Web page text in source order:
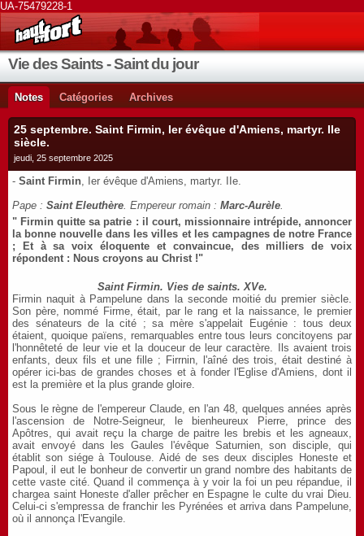
UA-75479228-1
Vie des Saints - Saint du jour
Notes Catégories Archives
25 septembre. Saint Firmin, Ier évêque d'Amiens, martyr. IIe
siècle.
jeudi, 25 septembre 2025
- Saint Firmin, Ier évêque d'Amiens, martyr. IIe.
Pape : Saint Eleuthère. Empereur romain : Marc-Aurèle.
" Firmin quitte sa patrie : il court, missionnaire intrépide, annoncer
la bonne nouvelle dans les villes et les campagnes de notre France
; Et à sa voix éloquente et convaincue, des milliers de voix
répondent : Nous croyons au Christ !"
Saint Firmin. Vies de saints. XVe.
Firmin naquit à Pampelune dans la seconde moitié du premier siècle.
Son père, nommé Firme, était, par le rang et la naissance, le premier
des sénateurs de la cité ; sa mère s'appelait Eugénie : tous deux
étaient, quoique païens, remarquables entre tous leurs concitoyens par
l'honnêteté de leur vie et la douceur de leur caractère. Ils avaient trois
enfants, deux fils et une fille ; Firrnin, l'aîné des trois, était destiné à
opérer ici-bas de grandes choses et à fonder l'Eglise d'Amiens, dont il
est la première et la plus grande gloire.
Sous le règne de l'empereur Claude, en l'an 48, quelques années après
l'ascension de Notre-Seigneur, le bienheureux Pierre, prince des
Apôtres, qui avait reçu la charge de paitre les brebis et les agneaux,
avait envoyé dans les Gaules l'évêque Saturnien, son disciple, qui
établit son siége à Toulouse. Aidé de ses deux disciples Honeste et
Papoul, il eut le bonheur de convertir un grand nombre des habitants de
cette vaste cité. Quand il commença à y voir la foi un peu répandue, il
chargea saint Honeste d'aller prêcher en Espagne le culte du vrai Dieu.
Celui-ci s'empressa de franchir les Pyrénées et arriva dans Pampelune,
où il annonça l'Evangile.